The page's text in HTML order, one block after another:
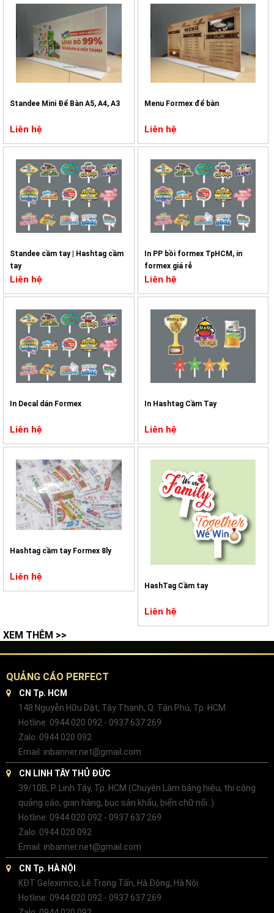
Standee Mini Để Bàn A5, A4, A3
Liên hệ
Menu Formex để bàn
Liên hệ
Standee cầm tay | Hashtag cầm
tay
Liên hệ
In PP bồi formex TpHCM, in
formex giá rẻ
Liên hệ
In Decal dán Formex
Liên hệ
In Hashtag Cầm Tay
Liên hệ
Hashtag cầm tay Formex 8ly
Liên hệ
HashTag Cầm tay
Liên hệ
XEM THÊM >>
QUẢNG CÁO PERFECT
CN Tp. HCM
148 Nguyễn Hữu Dật, Tây Thạnh, Q. Tân Phú, Tp. HCM
Hotline: 0944 020 092 - 0937 637 269
Zalo: 0944 020 092
Email: inbanner.net@gmail.com
CN LINH TÂY THỦ ĐỨC
39/10B, P. Linh Tây, Tp. HCM (Chuyên Làm bảng hiệu, thi công
quảng cáo, gian hàng, bục sân khấu, biển chữ nổi..)
Hotline: 0944 020 092 - 0937 637 269
Zalo: 0944 020 092
Email: inbanner.net@gmail.com
CN Tp. HÀ NỘI
KĐT Geleximco, Lê Trọng Tấn, Hà Đông, Hà Nội
Hotline: 0944 020 092 - 0937 637 269